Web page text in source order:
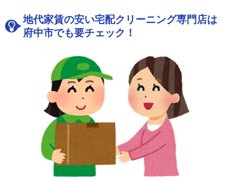
地代家賃の安い宅配クリーニング専門店は
府中市でも要チェック！